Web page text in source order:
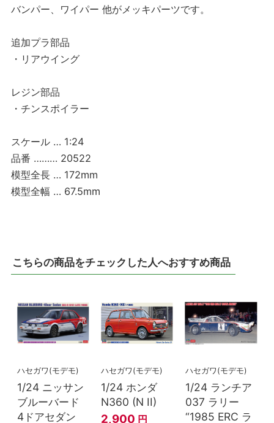
バンパー、ワイパー 他がメッキパーツです。
追加プラ部品
・リアウイング
レジン部品
・チンスポイラー
スケール … 1:24
品番 ……… 20522
模型全長 … 172mm
模型全幅 … 67.5mm
こちらの商品をチェックした人へおすすめ商品
ハセガワ(モデモ)
1/24 ニッサン
ブルーバード
4ドアセダン
ハセガワ(モデモ)
1/24 ホンダ
N360 (N II)
2,900 円
ハセガワ(モデモ)
1/24 ランチア
037 ラリー
“1985 ERC ラ